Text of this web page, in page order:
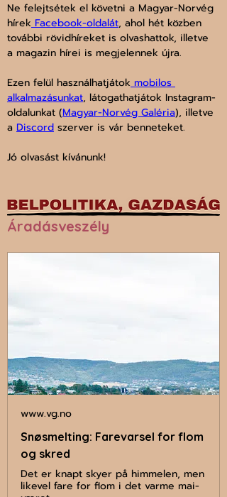
Ne felejtsétek el követni a Magyar-Norvég
hírek Facebook-oldalát, ahol hét közben
további rövidhíreket is olvashattok, illetve
a magazin hírei is megjelennek újra.
Ezen felül használhatjátok mobilos
alkalmazásunkat, látogathatjátok Instagram-
oldalunkat (Magyar-Norvég Galéria), illetve
a Discord szerver is vár benneteket.
Jó olvasást kívánunk!
Áradásveszély
www.vg.no
Snøsmelting: Farevarsel for flom
og skred
Det er knapt skyer på himmelen, men
likevel fare for flom i det varme mai-